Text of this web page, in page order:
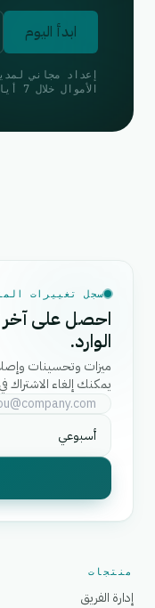
ابدأ اليوم
إعداد مجاني
الأموال خلال 7 أيام، دون طرح أي أسئلة
سجل تغييرات
الوارد.
ميزات وتحسينات
يمكنك إلغاء الاشتراك
منتجات
إدارة الفريق